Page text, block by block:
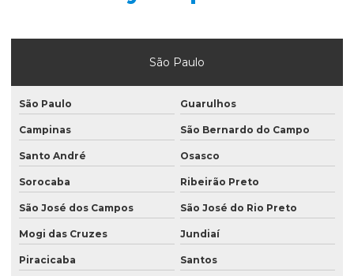
Fornecedor de plástico gofrado
Indústria de saco valvulado
Lacres termoencolhivel de pvc
Mão de obra de saco valvulado
Plástico gofrado
Plástico gofrado para borracha
Plástico gofrado para embalar perfil de alumínio
Plástico gofrado para perfil de alumínio
São Paulo
São Paulo Guarulhos
Campinas São Bernardo do Campo
Santo André Osasco
Sorocaba Ribeirão Preto
São José dos Campos São José do Rio Preto
Mogi das Cruzes Jundiaí
Piracicaba Santos